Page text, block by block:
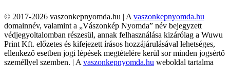
© 2017-2026 vaszonkepnyomda.hu | A vaszonkepnyomda.hu
domainnév, valamint a „Vászonkép Nyomda” név bejegyzett
védjegyoltalomban részesül, annak felhasználása kizárólag a Wuwu
Print Kft. előzetes és kifejezett írásos hozzájárulásával lehetséges,
ellenkező esetben jogi lépések megtételére kerül sor minden jogsértő
személlyel szemben. | A vaszonkepnyomda.hu weboldal tartalma